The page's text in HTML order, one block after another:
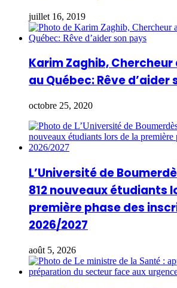
juillet 16, 2019
Karim Zaghib,
au Québec: Rêve d’aider
octobre 25, 2020
L’Université de
812 nouveaux étudiants
première phase des
2026/2027
août 5, 2026